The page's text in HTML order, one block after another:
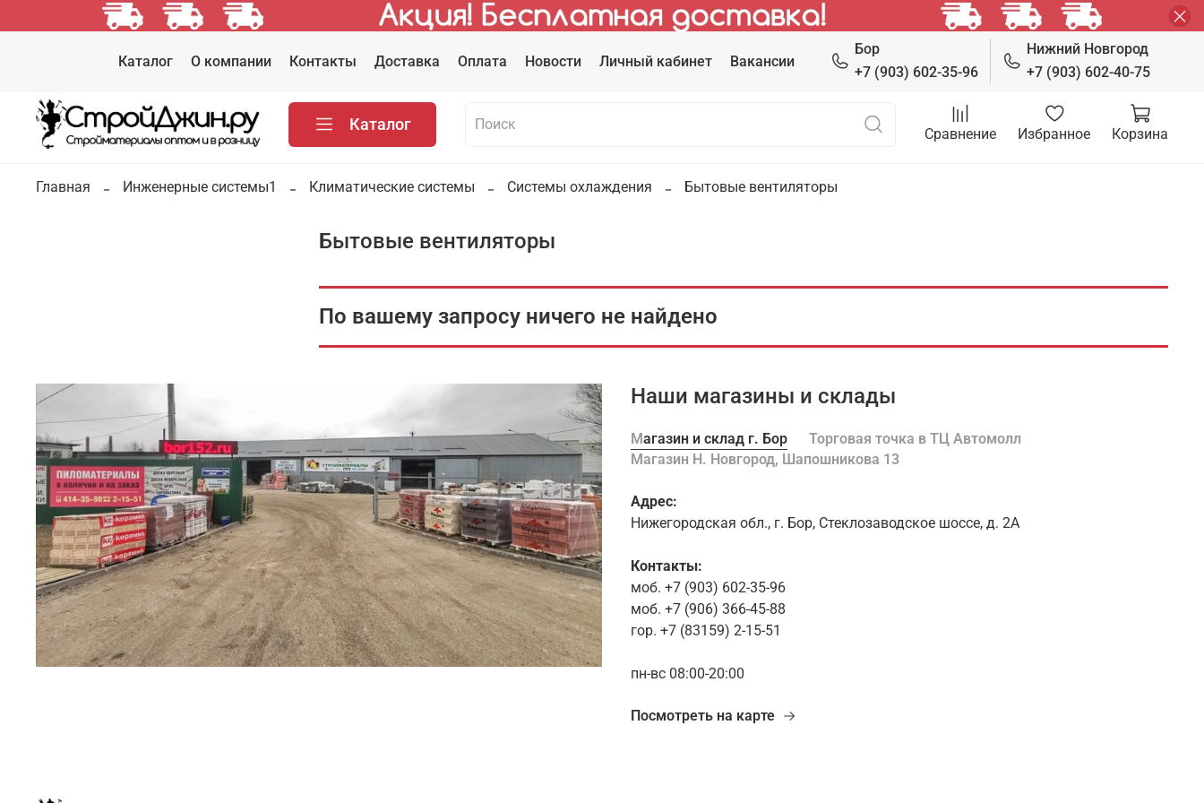
Каталог О компании Контакты Доставка Оплата Новости Личный кабинет Вакансии
Бор
+7 (903) 602-35-96
Нижний Новгород
+7 (903) 602-40-75
Каталог
Сравнение Избранное Корзина
Главная Инженерные системы1 Климатические системы Системы охлаждения Бытовые вентиляторы
Бытовые вентиляторы
По вашему запросу ничего не найдено
Наши магазины и склады
Магазин и склад г. Бор
Торговая точка в ТЦ Автомолл
Магазин Н. Новгород, Шапошникова 13
Адрес:
Нижегородская обл., г. Бор, Стеклозаводское шоссе, д. 2А
Контакты:
моб. +7 (903) 602-35-96
моб. +7 (906) 366-45-88
гор. +7 (83159) 2-15-51
пн-вс 08:00-20:00
Посмотреть на карте